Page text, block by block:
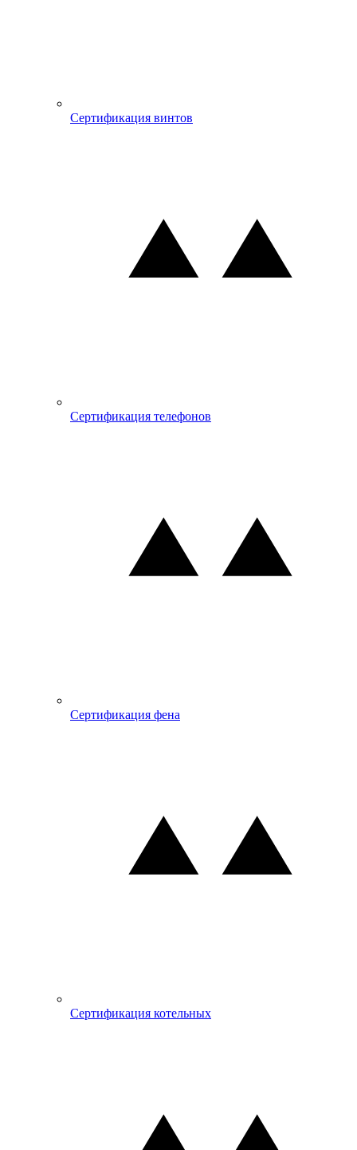
Сертификация винтов
Сертификация телефонов
Сертификация фена
Сертификация котельных